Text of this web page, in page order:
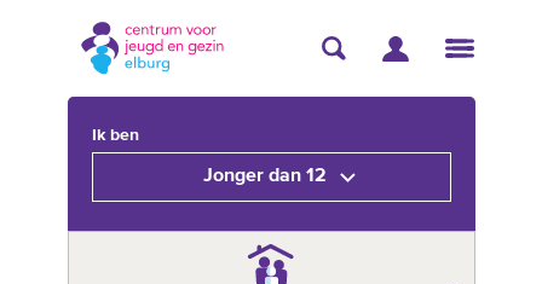
Ik ben
Jonger dan 12